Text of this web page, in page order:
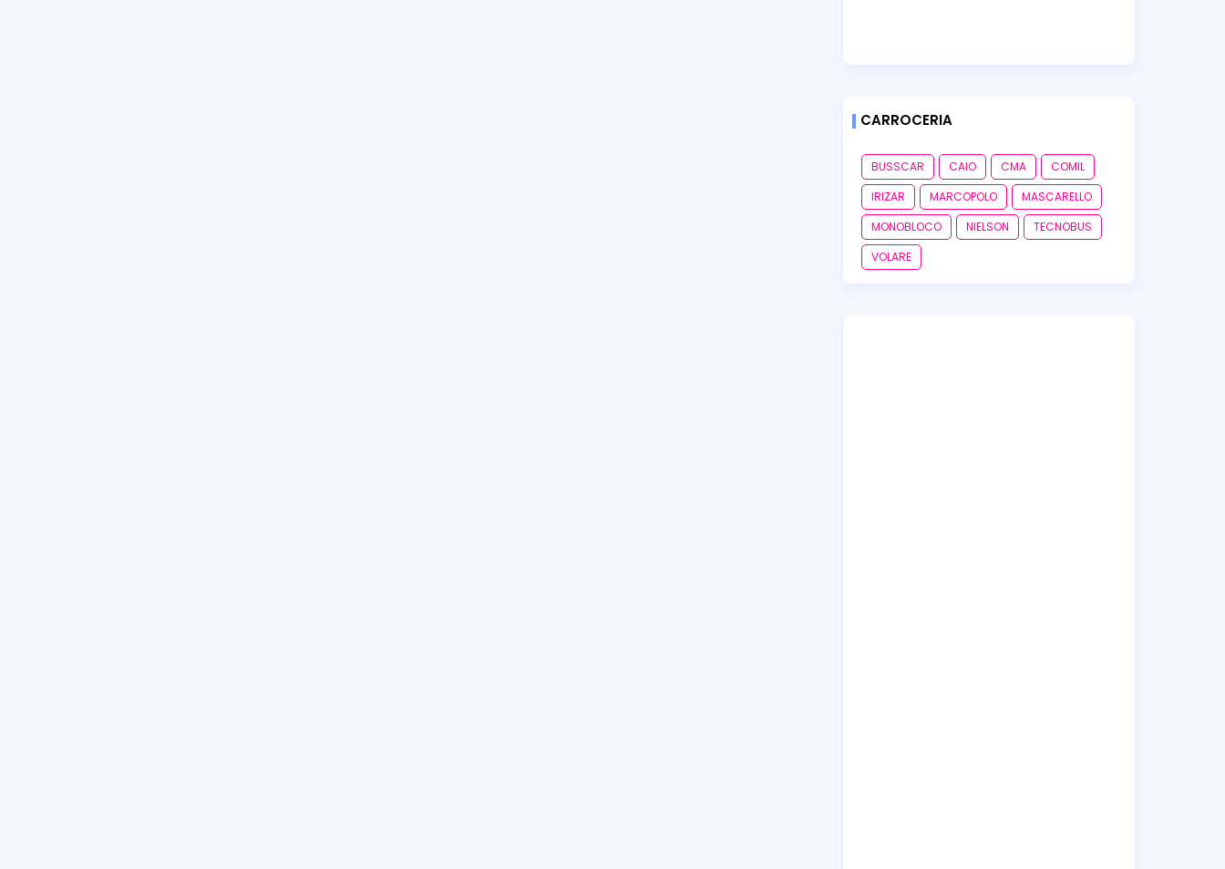
CARROCERIA
BUSSCAR CAIO CMA
COMIL
IRIZAR
MARCOPOLO
MASCARELLO
MONOBLOCO
NIELSON
TECNOBUS
VOLARE